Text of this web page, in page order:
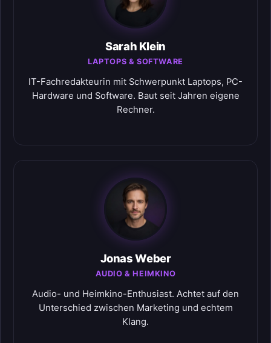
Sarah Klein
LAPTOPS & SOFTWARE
IT-Fachredakteurin mit Schwerpunkt Laptops, PC-
Hardware und Software. Baut seit Jahren eigene
Rechner.
Jonas Weber
AUDIO & HEIMKINO
Audio- und Heimkino-Enthusiast. Achtet auf den
Unterschied zwischen Marketing und echtem
Klang.